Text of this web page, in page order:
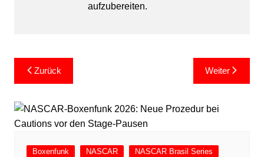
aufzubereiten.
Beitragsnavigation
Zurück Weiter
Boxenfunk NASCAR
NASCAR Brasil Series